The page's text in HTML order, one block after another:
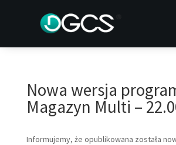
Nowa wersja
Magazyn Multi –
Informujemy, że opublikowana została